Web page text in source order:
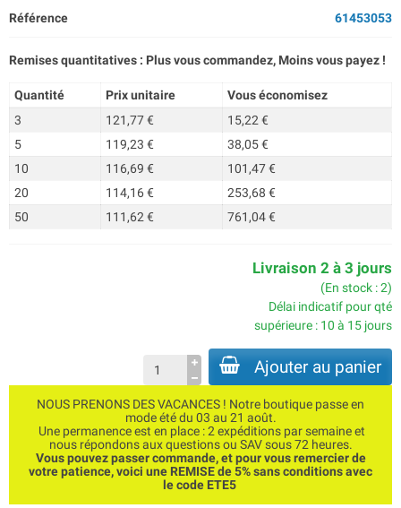
Référence 61453053
Remises quantitatives : Plus vous commandez, Moins vous payez !
Quantité Prix unitaire
Vous économisez
3
121,77 €
15,22 €
5
119,23 €
38,05 €
10
116,69 €
101,47 €
20
114,16 €
253,68 €
50
111,62 € 761,04 €
Livraison 2 à 3 jours
(En stock : 2)
Délai indicatif pour qté
supérieure : 10 à 15 jours
Ajouter au panier
NOUS PRENONS DES VACANCES ! Notre boutique passe en
mode été du 03 au 21 août.
Une permanence est en place : 2 expéditions par semaine et
nous répondons aux questions ou SAV sous 72 heures.
Vous pouvez passer commande, et pour vous remercier de
votre patience, voici une REMISE de 5% sans conditions avec
le code ETE5